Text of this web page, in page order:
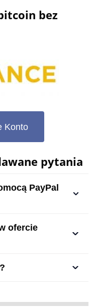
bez
Konto
pytania
PayPal
ofercie